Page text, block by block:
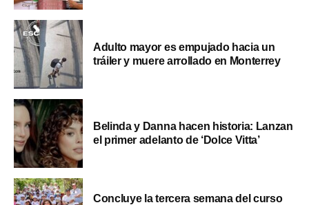
Adulto mayor es empujado hacia un
tráiler y muere arrollado en Monterrey
Belinda y Danna hacen historia: Lanzan
el primer adelanto de ‘Dolce Vitta’
Concluye la tercera semana del curso